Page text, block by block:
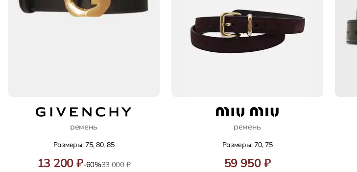
ремень
Размеры: 75, 80, 85
13 200 ₽-60%33 000 ₽
ремень
Размеры: 70, 75
59 950 ₽